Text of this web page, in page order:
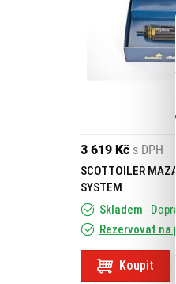
3 619 Kč s DPH
SCOTTOILER
SYSTEM
Skladem -
Rezervovat na
Koupit